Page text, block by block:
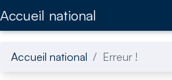
Accueil national
Accueil national Erreur !